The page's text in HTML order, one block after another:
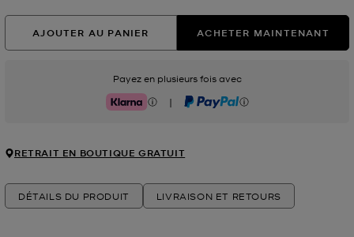
AJOUTER AU PANIER ACHETER MAINTENANT
Payez en plusieurs fois avec
Klarna | PayPal
RETRAIT EN BOUTIQUE GRATUIT
DÉTAILS DU PRODUIT LIVRAISON ET RETOURS